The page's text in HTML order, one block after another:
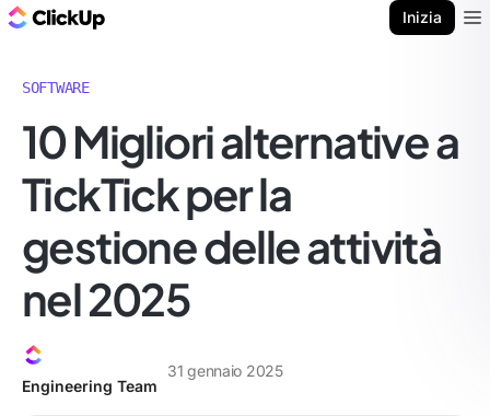
Inizia
SOFTWARE
10 Migliori alternative a
TickTick per la
gestione delle attività
nel 2025
Engineering Team
31 gennaio 2025